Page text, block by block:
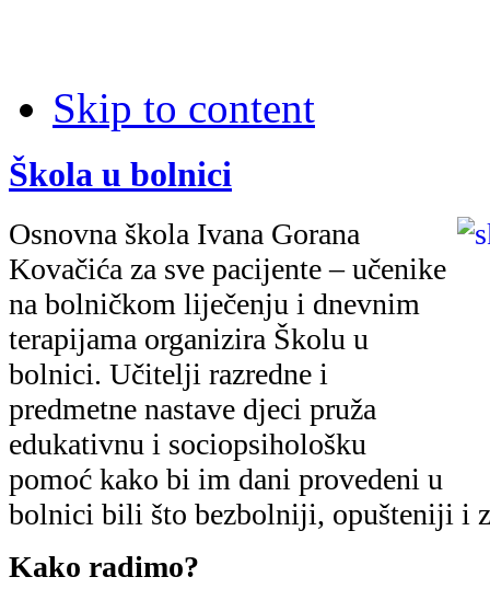
Skip to content
Škola u bolnici
Osnovna škola Ivana Gorana
Kovačića za sve pacijente – učenike
na bolničkom liječenju i dnevnim
terapijama organizira Školu u
bolnici. Učitelji razredne i
predmetne nastave djeci pruža
edukativnu i sociopsihološku
pomoć kako bi im dani provedeni u
bolnici bili što bezbolniji, opušteniji i
Kako radimo?